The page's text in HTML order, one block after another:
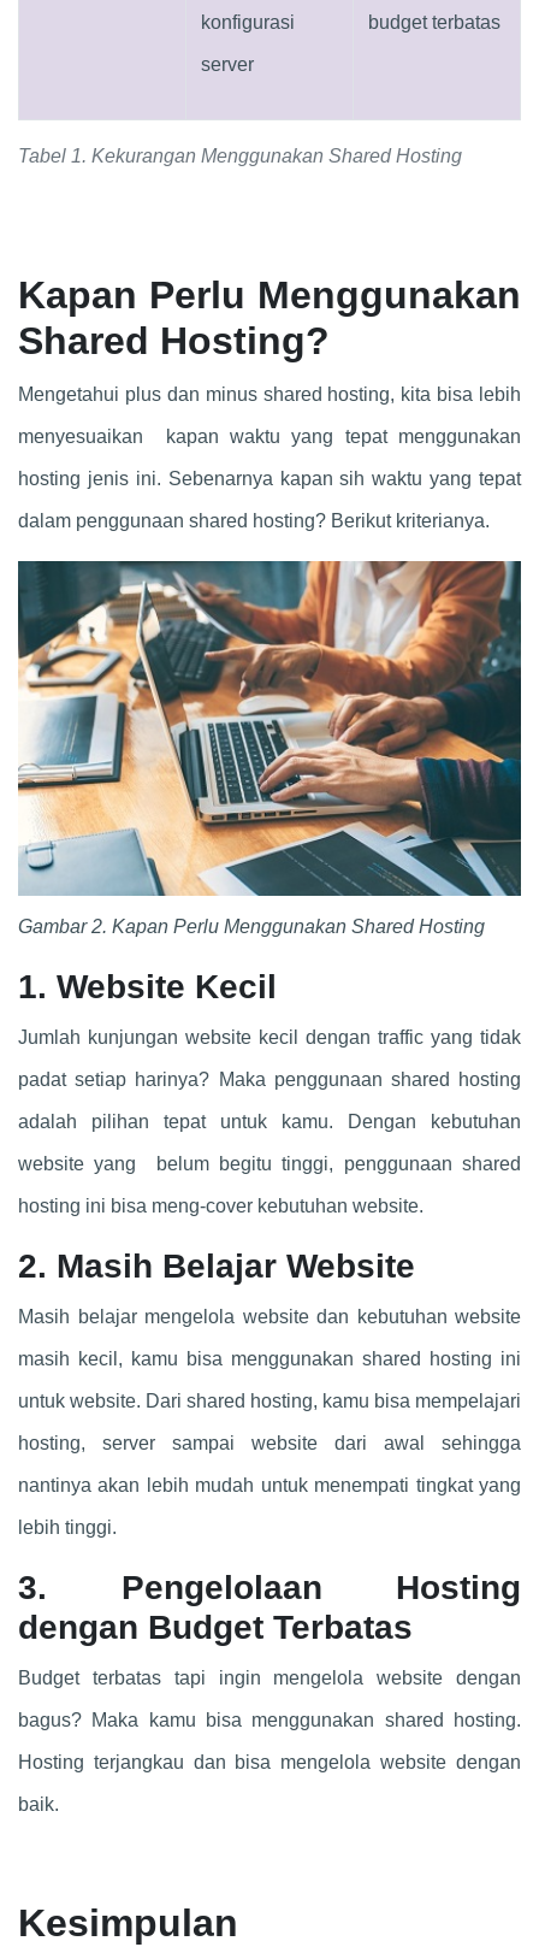
Tabel 1. Kekurangan Menggunakan Shared Hosting
konfigurasi
server
budget terbatas
Kapan Perlu Menggunakan
Shared Hosting?
Mengetahui plus dan minus shared hosting, kita bisa lebih
menyesuaikan kapan waktu yang tepat menggunakan
hosting jenis ini. Sebenarnya kapan sih waktu yang tepat
dalam penggunaan shared hosting? Berikut kriterianya.
Gambar 2. Kapan Perlu Menggunakan Shared Hosting
1. Website Kecil
Jumlah kunjungan website kecil dengan traffic yang tidak
padat setiap harinya? Maka penggunaan shared hosting
adalah pilihan tepat untuk kamu. Dengan kebutuhan
website yang belum begitu tinggi, penggunaan shared
hosting ini bisa meng-cover kebutuhan website.
2. Masih Belajar Website
Masih belajar mengelola website dan kebutuhan website
masih kecil, kamu bisa menggunakan shared hosting ini
untuk website. Dari shared hosting, kamu bisa mempelajari
hosting, server sampai website dari awal sehingga
nantinya akan lebih mudah untuk menempati tingkat yang
lebih tinggi.
3. Pengelolaan Hosting
dengan Budget Terbatas
Budget terbatas tapi ingin mengelola website dengan
bagus? Maka kamu bisa menggunakan shared hosting.
Hosting terjangkau dan bisa mengelola website dengan
baik.
Kesimpulan